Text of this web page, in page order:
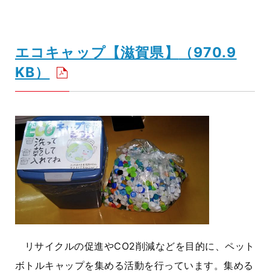
エコキャップ【滋賀県】
（970.9
KB）
リサイクルの促進やCO2削減などを目的に、ペット
ボトルキャップを集める活動を行っています。集める